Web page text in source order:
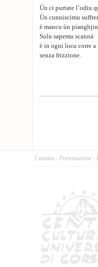
Ùn ci purtate l’odiu
Ùn cunniscimu
è mancu ùn
Solu sapemu scannà
è in ogni locu corre a
senza frizzione.
Cuntattu - Presentazione -